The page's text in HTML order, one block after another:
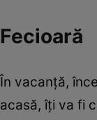
Fecioară
În vacanţă,
acasă, îţi va fi